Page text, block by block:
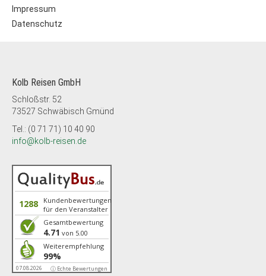
Impressum
Datenschutz
Kolb Reisen GmbH
Schloßstr. 52
73527 Schwäbisch Gmünd
Tel.: (0 71 71) 10 40 90
info@kolb-reisen.de
1288
Kundenbewertungen
für den Veranstalter
Gesamtbewertung
4.71 von 5.00
Weiterempfehlung
99%
07.08.2026 ⓘ Echte Bewertungen